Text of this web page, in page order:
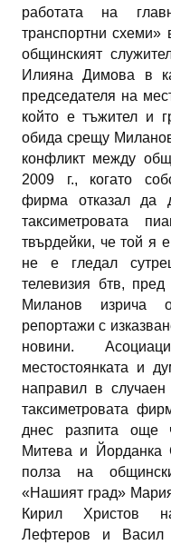
работата на
транспортни
общинският
Илияна Димова в
председателя на
който е тъжител и
обида срещу
конфликт между
2009 г., когато
фирма отказал да
таксиметровата
твърдейки, че той я
не е гледал
телевизия бтв,
Миланов изрича
репортажи с
новини.
местостоянката и
направил в случаен
таксиметровата
днес разпита още
Митева и Йорданка
полза на
«Нашият град»
Кирил Христов
Лефтеров и